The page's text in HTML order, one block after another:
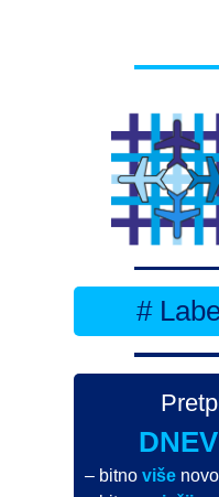
#
– bitnoviše